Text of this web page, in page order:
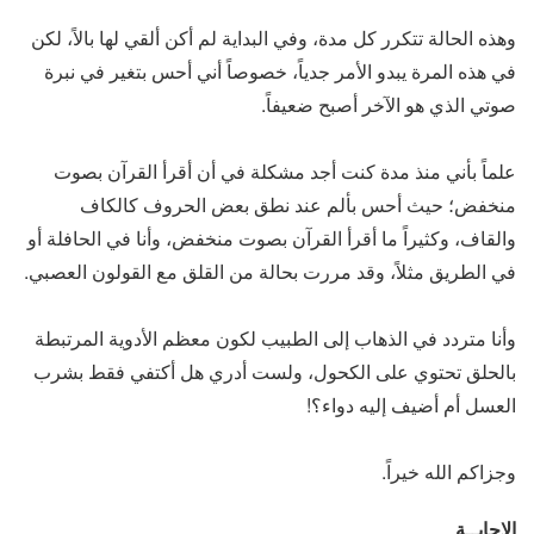
وهذه الحالة تتكرر كل مدة، وفي البداية لم أكن ألقي لها بالاً، لكن
في هذه المرة يبدو الأمر جدياً، خصوصاً أني أحس بتغير في نبرة
صوتي الذي هو الآخر أصبح ضعيفاً.
علماً بأني منذ مدة كنت أجد مشكلة في أن أقرأ القرآن بصوت
منخفض؛ حيث أحس بألم عند نطق بعض الحروف كالكاف
والقاف، وكثيراً ما أقرأ القرآن بصوت منخفض، وأنا في الحافلة أو
في الطريق مثلاً، وقد مررت بحالة من القلق مع القولون العصبي.
وأنا متردد في الذهاب إلى الطبيب لكون معظم الأدوية المرتبطة
بالحلق تحتوي على الكحول، ولست أدري هل أكتفي فقط بشرب
العسل أم أضيف إليه دواء؟!
وجزاكم الله خيراً.